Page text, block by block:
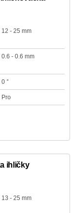
12 - 25 mm
0.6 - 0.6 mm
0 °
Pro
ihličky
13 - 25 mm